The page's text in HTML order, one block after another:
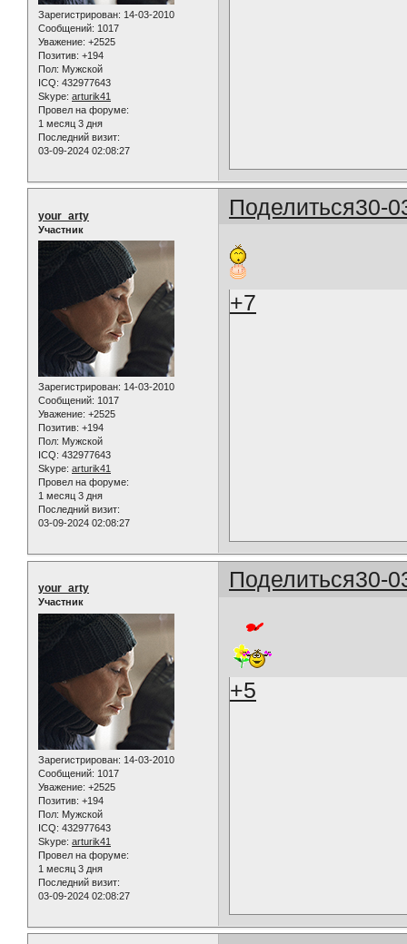
Зарегистрирован: 14-03-2010
Сообщений: 1017
Уважение: +2525
Позитив: +194
Пол: Мужской
ICQ: 432977643
Skype: arturik41
Провел на форуме:
1 месяц 3 дня
Последний визит:
03-09-2024 02:08:27
Поделиться30-
your_arty
Участник
Зарегистрирован: 14-03-2010
Сообщений: 1017
Уважение: +2525
Позитив: +194
Пол: Мужской
ICQ: 432977643
Skype: arturik41
Провел на форуме:
1 месяц 3 дня
Последний визит:
03-09-2024 02:08:27
+7
Поделиться30-
your_arty
Участник
Зарегистрирован: 14-03-2010
Сообщений: 1017
Уважение: +2525
Позитив: +194
Пол: Мужской
ICQ: 432977643
Skype: arturik41
Провел на форуме:
1 месяц 3 дня
Последний визит:
03-09-2024 02:08:27
+5